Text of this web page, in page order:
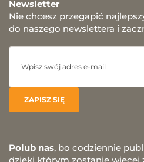
Newsletter
Nie chcesz przegapić
do naszego newslettera i
Polub nas, bo codziennie
dzięki którym zostanie więcej